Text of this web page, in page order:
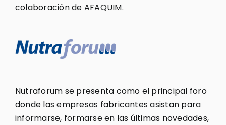
colaboración de AFAQUIM.
Nutraforum se presenta como el principal foro
donde las empresas fabricantes asistan para
informarse, formarse en las últimas novedades,